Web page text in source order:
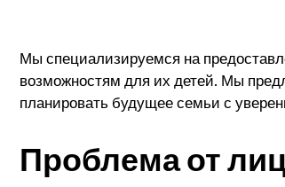
Мы специализируемся на
возможностям для их детей. Мы
планировать будущее семьи с
Проблема от